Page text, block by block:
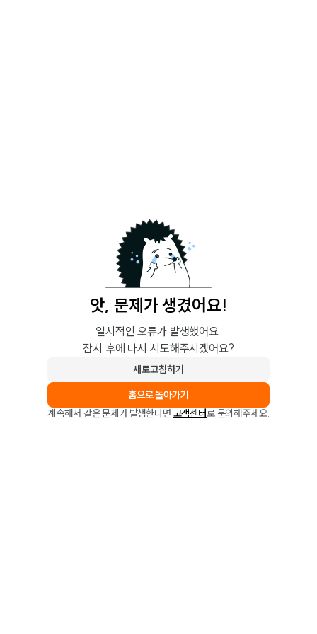
앗, 문제가 생겼어요!
일시적인 오류가 발생했어요.
잠시 후에 다시 시도해주시겠어요?
새로고침하기
홈으로 돌아가기
계속해서 같은 문제가 발생한다면 고객센터로 문의해주세요.